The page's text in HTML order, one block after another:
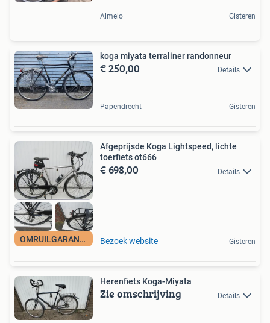
Almelo Gisteren
koga miyata terraliner randonneur
€ 250,00 Details
Papendrecht Gisteren
OMRUILGARANTIE
Afgeprijsde Koga Lightspeed, lichte
toerfiets ot666
€ 698,00 Details
Bezoek website Gisteren
Herenfiets Koga-Miyata
Zie omschrijving Details